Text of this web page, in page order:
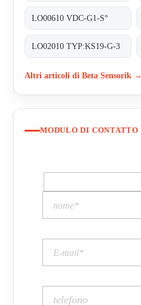
LO00610 VDC-G1-S°
LO02010 TYP:KS19-G-3
Altri articoli di Beta Sensorik →
MODULO DI CONTATTO